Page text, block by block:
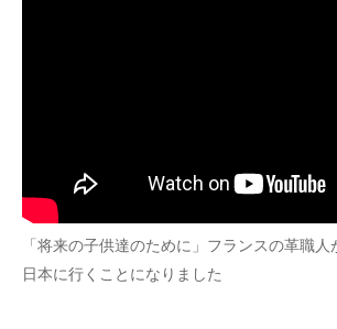
マーケ×ITの今がよく分かる
ITエンジニア向け専門サイト
企業向けIT製品の総合サイト
「将来の子供達のために」フランスの革職
日本に行くことになりました